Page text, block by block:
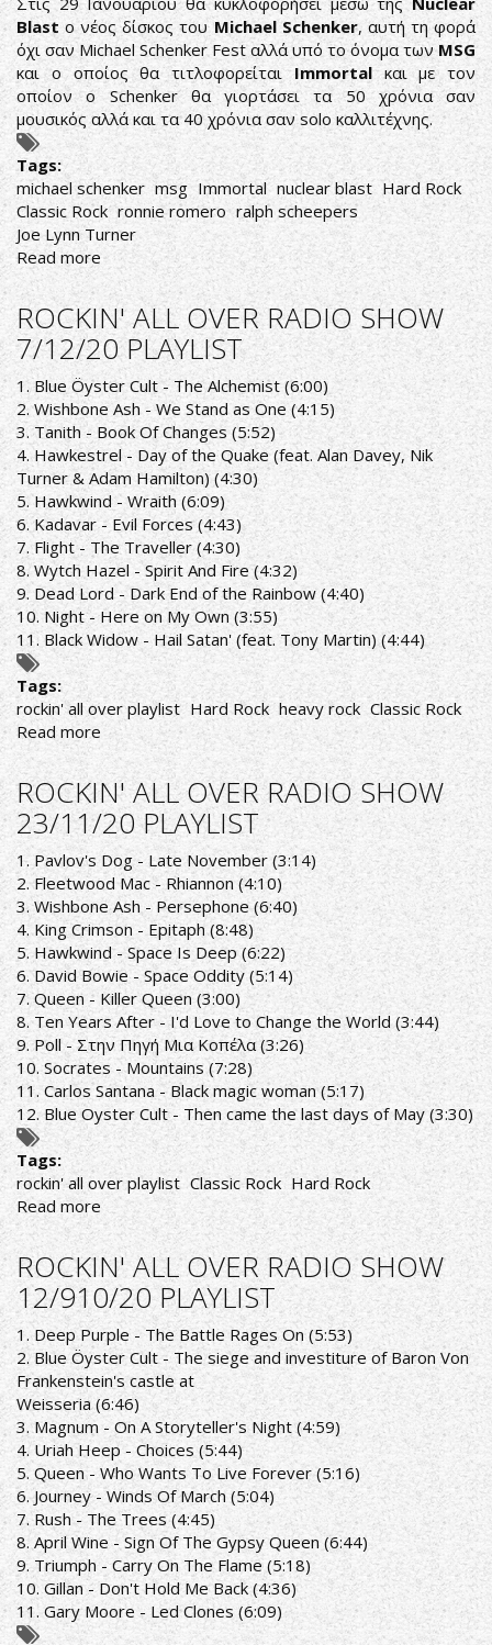
21/12/20
PLAYLIST
Blastο νέος δίσκος τουMichael Schenker, αυτή τη φορά
όχι σαν Michael Schenker Fest αλλά υπό το όνομα τωνMSG
και ο οποίος θα τιτλοφορείταιImmortalκαι με τον
οποίον ο Schenker θα γιορτάσει τα 50 χρόνια σαν
μουσικός αλλά και τα 40 χρόνια σαν solo καλλιτέχνης.
Tags:
michael schenker msg Immortal nuclear blast Hard Rock
Classic Rock ronnie romero ralph scheepers
Joe Lynn Turner
Read moreabout
MICHAEL
SCHENKER:
ΕΠΙΣΤΡΕΦΕΙ
ΤΟΝ
ΓΕΝΑΡΗ
ΜΕ
ΤΟΥΣ
MSG
ROCKIN' ALL OVER RADIO SHOW
7/12/20 PLAYLIST
1. Blue Öyster Cult - The Alchemist (6:00)
2. Wishbone Ash - We Stand as One (4:15)
3. Tanith - Book Of Changes (5:52)
4. Hawkestrel - Day of the Quake (feat. Alan Davey, Nik
Turner & Adam Hamilton) (4:30)
5. Hawkwind - Wraith (6:09)
6. Kadavar - Evil Forces (4:43)
7. Flight - The Traveller (4:30)
8. Wytch Hazel - Spirit And Fire (4:32)
9. Dead Lord - Dark End of the Rainbow (4:40)
10. Night - Here on My Own (3:55)
11. Black Widow - Hail Satan' (feat. Tony Martin) (4:44)
Tags:
rockin' all over playlist Hard Rock heavy rock Classic Rock
Read more about
ROCKIN'
ALL
OVER
RADIO
SHOW
7/12/20
PLAYLIST
ROCKIN' ALL OVER RADIO SHOW
23/11/20 PLAYLIST
1. Pavlov's Dog - Late November (3:14)
2. Fleetwood Mac - Rhiannon (4:10)
3. Wishbone Ash - Persephone (6:40)
4. King Crimson - Epitaph (8:48)
5. Hawkwind - Space Is Deep (6:22)
6. David Bowie - Space Oddity (5:14)
7. Queen - Killer Queen (3:00)
8. Ten Years After - I'd Love to Change the World (3:44)
9. Poll - Στην Πηγή Μια Κοπέλα (3:26)
10. Socrates - Mountains (7:28)
11. Carlos Santana - Black magic woman (5:17)
12. Blue Oyster Cult - Then came the last days of May (3:30)
Tags:
rockin' all over playlist Classic Rock Hard Rock
Read more about
ROCKIN'
ALL
OVER
RADIO
SHOW
23/11/20
PLAYLIST
ROCKIN' ALL OVER RADIO SHOW
12/910/20 PLAYLIST
1. Deep Purple - The Battle Rages On (5:53)
2. Blue Öyster Cult - The siege and investiture of Baron Von
Frankenstein's castle at
Weisseria (6:46)
3. Magnum - On A Storyteller's Night (4:59)
4. Uriah Heep - Choices (5:44)
5. Queen - Who Wants To Live Forever (5:16)
6. Journey - Winds Of March (5:04)
7. Rush - The Trees (4:45)
8. April Wine - Sign Of The Gypsy Queen (6:44)
9. Triumph - Carry On The Flame (5:18)
10. Gillan - Don't Hold Me Back (4:36)
11. Gary Moore - Led Clones (6:09)